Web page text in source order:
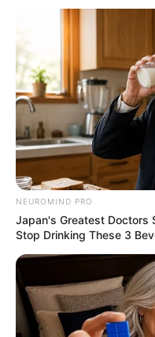
NEUROMIND PRO
Japan's Greatest Doctors
Stop Drinking These 3